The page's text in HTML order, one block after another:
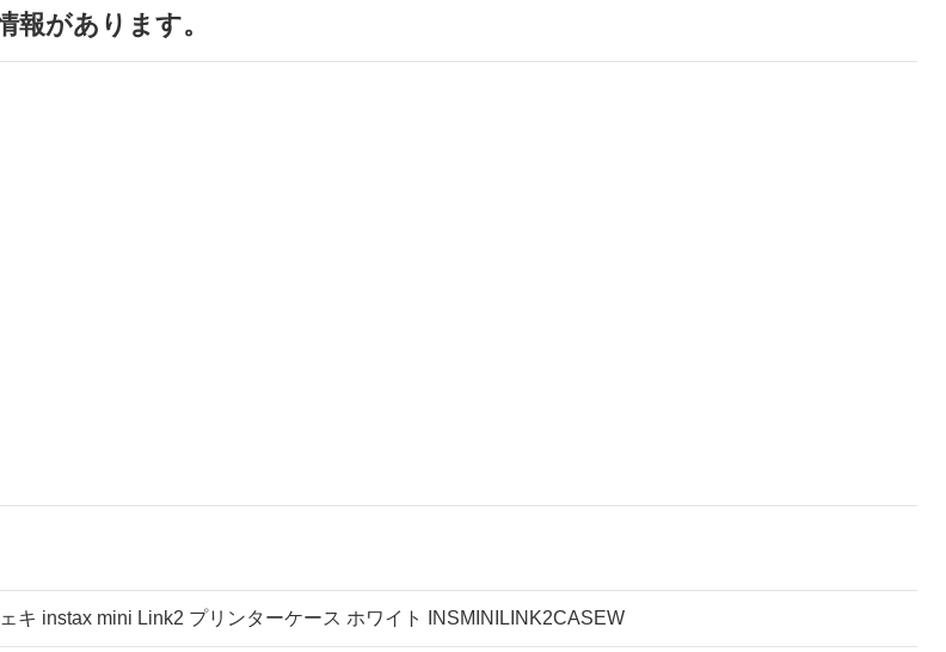
があります。
instax mini Link2 プリンターケース ホワイト INSMINILINK2CASEW